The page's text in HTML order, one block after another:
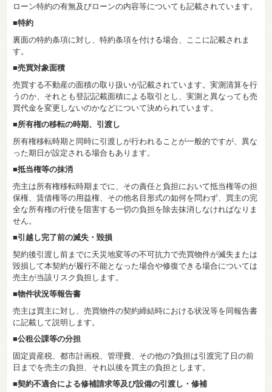
ローン特約の有無及びローンの内容等についても記載されています。
■特約
裏面の特約条項に対し、特約条項を付ける場合、ここに記載されま
す。
■売買対象面積
売買する不動産の面積の取り扱いが記載されています。実測清算を行
うのか、それとも登記記載面積による取引とし、実測と異なっても売
買代金を変更しないのかなどについて決められています。
■所有権の移転の時期、引渡し
所有権移転時期と同時に引渡しが行われることが一般的ですが、異な
った期日が設定される場合もあります。
■抵当権等の抹消
売主は所有権移転時期までに、その責任と負担において抵当権等の担
保権、賃借権等の用益権、その他名目形式の如何を問わず、買主の完
全な所有権の行使を阻害する一切の負担を除去抹消しなければなりま
せん。
■引越し完了前の滅失・毀損
契約後引渡し前までに天災地変等の不可抗力で売買物件が滅失または
毀損して本契約が履行不能となった場合や修復できる場合については
売主が当該リスク負担します。
■物件状況等報告書
売主は買主に対し、売買物件の契約締結時における状況等を同報告書
に記載して説明します。
■公租公課等の分担
固定資産税、都市計画税、管理費、その他の?負担は引渡完了日の前
日までを売主の負担、それ以後を買主の負担とします。
■契約不適合による修補請求等及び設備の引渡し・修補